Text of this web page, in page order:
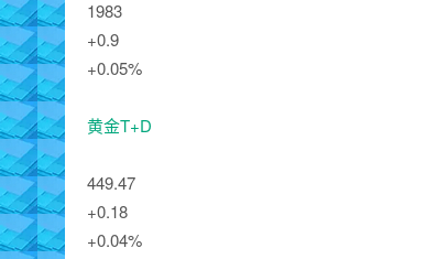
1983
+0.9
+0.05%
黄金T+D
449.47
+0.18
+0.04%